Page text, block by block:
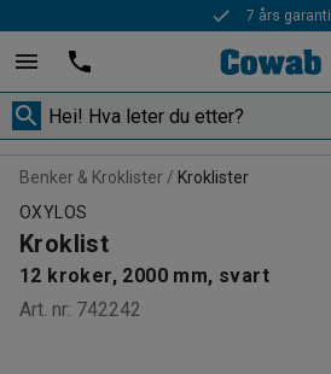
7 års garanti
Benker & Kroklister
Kroklister
OXYLOS
Kroklist
12 kroker, 2000 mm, svart
Art. nr: 742242